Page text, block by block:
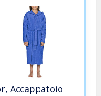
Accappatoio